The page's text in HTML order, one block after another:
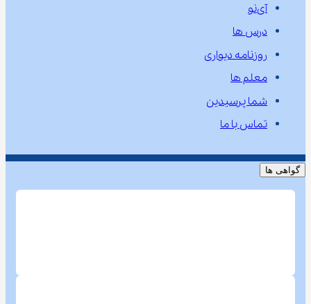
آی‌نو
درس ها
روزنامه دیواری
معلم ها
شما پرسیدین
تماس با ما
گواهی ها